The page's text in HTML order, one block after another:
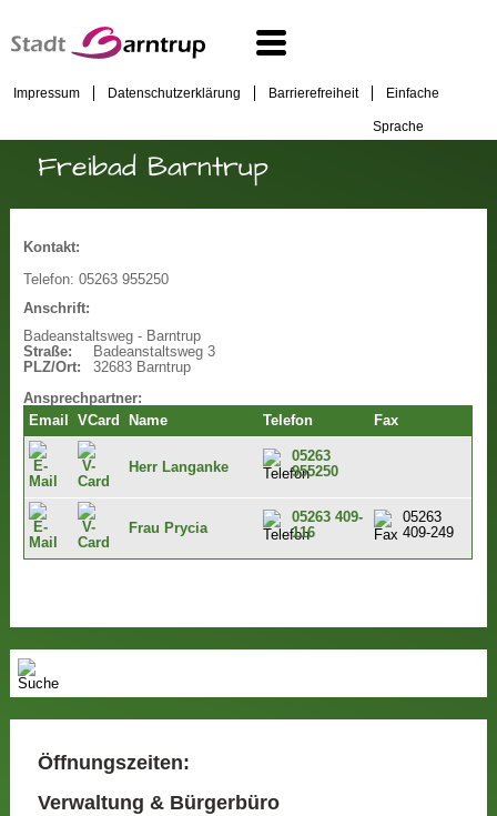
Impressum Datenschutzerklärung Barrierefreiheit Einfache
Sprache
Freibad Barntrup
Kontakt:
Telefon: 05263 955250
Anschrift:
Badeanstaltsweg - Barntrup
Straße:
Badeanstaltsweg 3
PLZ/Ort:
32683 Barntrup
Ansprechpartner:
Email
VCard Name Telefon Fax
Herr Langanke
05263
955250
Frau Prycia
05263 409-
116
05263
409-249
Öffnungszeiten:
Verwaltung & Bürgerbüro